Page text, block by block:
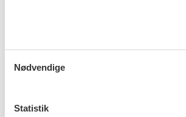
Heinola
Emne nr.:319-FI6100.618.1
4 personer
Nødvendige
Statistik